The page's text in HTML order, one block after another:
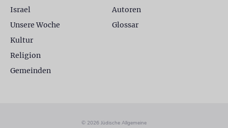
Israel
Unsere Woche
Kultur
Religion
Gemeinden
Autoren
Glossar
© 2026 Jüdische Allgemeine